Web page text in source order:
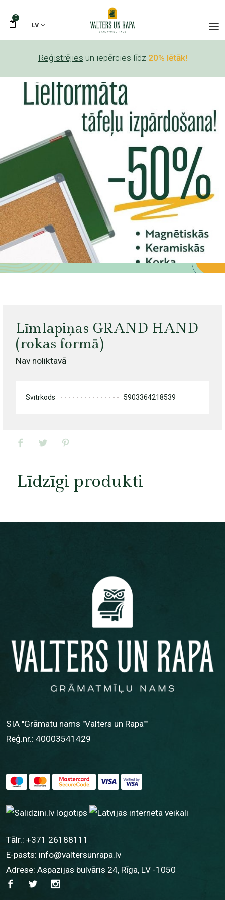
0
LV
Reģistrējies un iepērcies līdz 20% lētāk!
Līmlapiņas GRAND HAND
(rokas formā)
Nav noliktavā
Svītrkods 5903364218539
Līdzīgi produkti
SIA "Grāmatu nams "Valters un Rapa""
Reģ.nr.: 40003541429
Tālr.: +371 26188111
E-pasts: info@valtersunrapa.lv
Adrese: Aspazijas bulvāris 24, Rīga, LV -1050